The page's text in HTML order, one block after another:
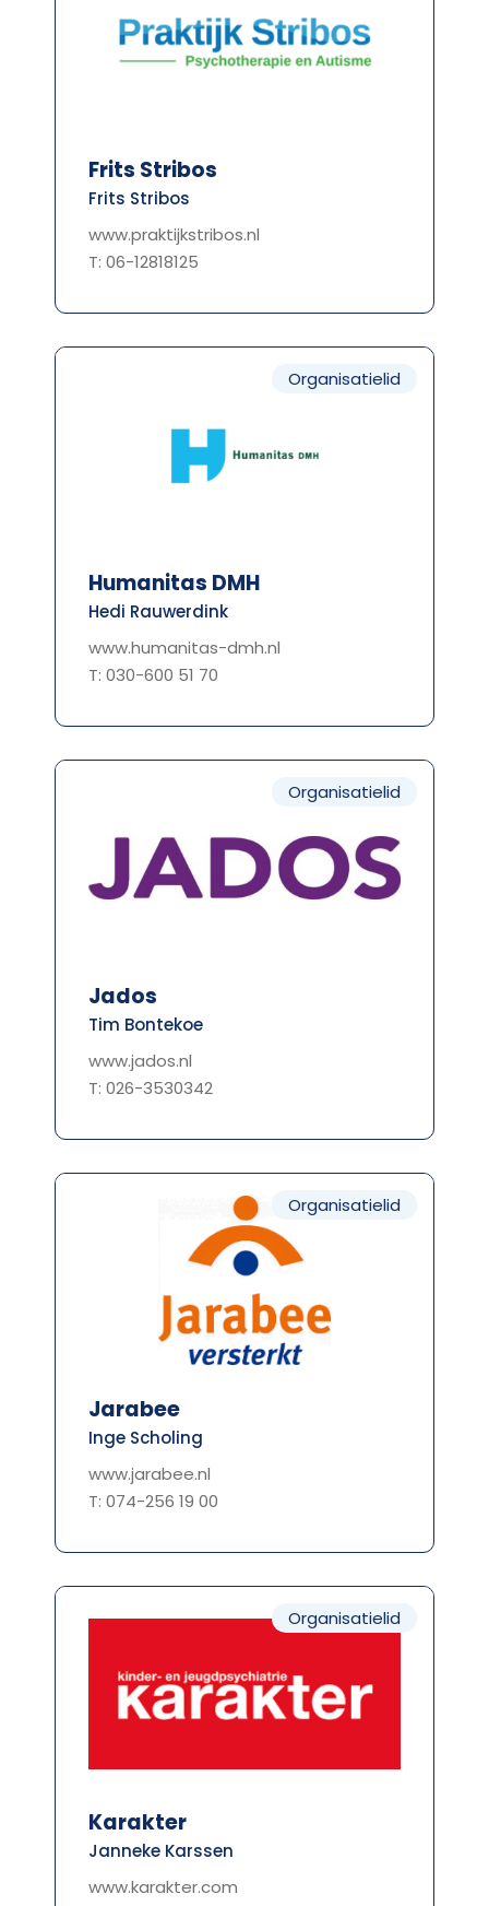
Frits Stribos
Frits Stribos
www.praktijkstribos.nl
T: 06-12818125
Organisatielid
Humanitas DMH
Hedi Rauwerdink
www.humanitas-dmh.nl
T: 030-600 51 70
Organisatielid
Jados
Tim Bontekoe
www.jados.nl
T: 026-3530342
Organisatielid
Jarabee
Inge Scholing
www.jarabee.nl
T: 074-256 19 00
Organisatielid
Karakter
Janneke Karssen
www.karakter.com